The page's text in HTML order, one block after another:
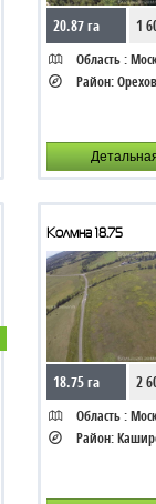
20.87 га 1
Область :
Район:
Колмна 18.75
18.75 га 2
Область :
Район: